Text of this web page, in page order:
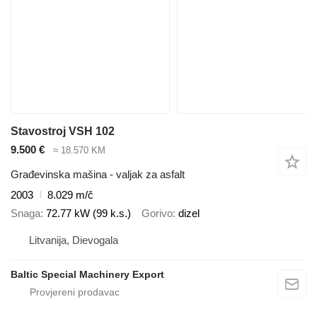
Stavostroj VSH 102
9.500 €
≈ 18.570 KM
Građevinska mašina - valjak za asfalt
2003
8.029 m/č
Snaga 72.77 kW (99 k.s.) Gorivo dizel
Litvanija, Dievogala
Baltic Special Machinery Export